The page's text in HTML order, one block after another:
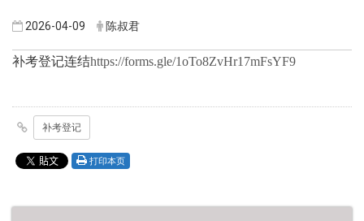
2026-04-09 陈叔君
补考登记连结https://forms.gle/1oTo8ZvHr17mFsYF9
补考登记
打印本页